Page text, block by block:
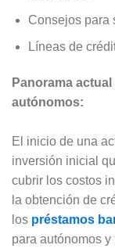
Consejos para
Líneas de
Panorama
autónomos:
El inicio de una
inversión inicial
cubrir los costos
la obtención de
los préstamos
para autónomos